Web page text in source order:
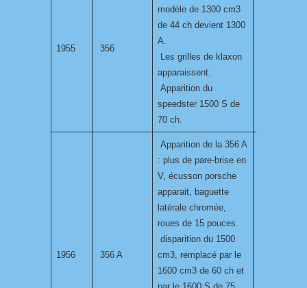
1955 356
modèle de 1300 cm3
de 44 ch devient 1300
A.
Les grilles de klaxon
apparaissent.
Apparition du
speedster 1500 S de
70 ch.
1956 356 A
Apparition de la 356 A
: plus de pare-brise en
V, écusson porsche
apparait, baguette
latérale chromée,
roues de 15 pouces.
disparition du 1500
cm3, remplacé par le
1600 cm3 de 60 ch et